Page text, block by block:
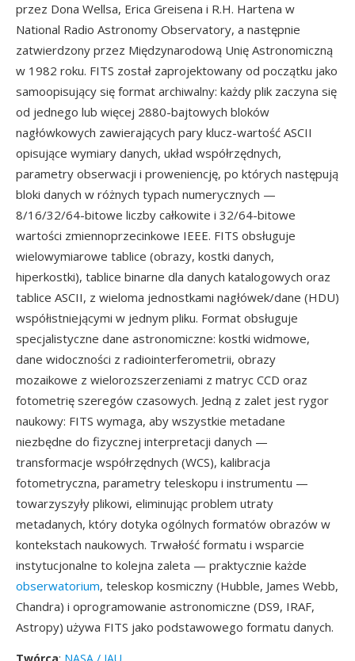
przez Dona Wellsa, Erica Greisena i R.H. Hartena w
National Radio Astronomy Observatory, a następnie
zatwierdzony przez Międzynarodową Unię Astronomiczną
w 1982 roku. FITS został zaprojektowany od początku jako
samoopisujący się format archiwalny: każdy plik zaczyna się
od jednego lub więcej 2880-bajtowych bloków
nagłówkowych zawierających pary klucz-wartość ASCII
opisujące wymiary danych, układ współrzędnych,
parametry obserwacji i proweniencję, po których następują
bloki danych w różnych typach numerycznych —
8/16/32/64-bitowe liczby całkowite i 32/64-bitowe
wartości zmiennoprzecinkowe IEEE. FITS obsługuje
wielowymiarowe tablice (obrazy, kostki danych,
hiperkostki), tablice binarne dla danych katalogowych oraz
tablice ASCII, z wieloma jednostkami nagłówek/dane (HDU)
współistniejącymi w jednym pliku. Format obsługuje
specjalistyczne dane astronomiczne: kostki widmowe,
dane widoczności z radiointerferometrii, obrazy
mozaikowe z wielorozszerzeniami z matryc CCD oraz
fotometrię szeregów czasowych. Jedną z zalet jest rygor
naukowy: FITS wymaga, aby wszystkie metadane
niezbędne do fizycznej interpretacji danych —
transformacje współrzędnych (WCS), kalibracja
fotometryczna, parametry teleskopu i instrumentu —
towarzyszyły plikowi, eliminując problem utraty
metadanych, który dotyka ogólnych formatów obrazów w
kontekstach naukowych. Trwałość formatu i wsparcie
instytucjonalne to kolejna zaleta — praktycznie każde
obserwatorium, teleskop kosmiczny (Hubble, James Webb,
Chandra) i oprogramowanie astronomiczne (DS9, IRAF,
Astropy) używa FITS jako podstawowego formatu danych.